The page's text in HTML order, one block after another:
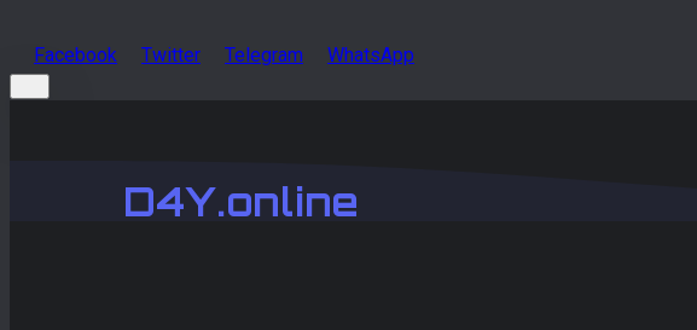
Facebook Twitter Telegram WhatsApp
D4Y.online